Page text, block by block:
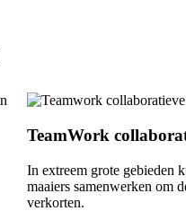
TeamWork
In extreem grote gebieden
maaiers samenwerken om
verkorten.